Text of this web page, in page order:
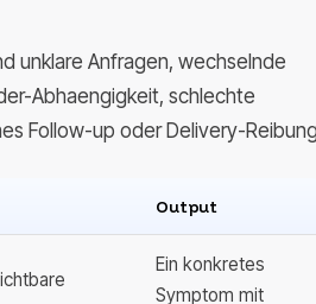
unklare Anfragen, wechselnde
Abhaengigkeit, schlechte
Follow-up oder Delivery-
Output
Ein konkretes
Symptom mit